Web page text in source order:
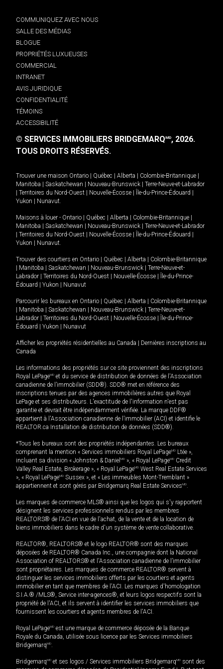
COMMUNIQUEZ AVEC NOUS
SALLE DES MÉDIAS
BLOGUE
PROPRIÉTÉS LUXUEUSES
COMMERCIAL
INTRANET
AVIS JURIDIQUE
CONFIDENTIALITÉ
TÉMOINS
ACCESSIBILITÉ
© SERVICES IMMOBILIERS BRIDGEMARQMD, 2026.
TOUS DROITS RÉSERVÉS.
Trouver une maison Ontario Québec Alberta Colombie-Britannique
Manitoba
Saskatchewan Nouveau-Brunswick
Terre-Neuve-et-Labrador
Territoires du Nord-Ouest Nouvelle-Écosse Île-du-Prince-Édouard
Yukon
Nunavut.
Maisons à louer - Ontario Québec Alberta Colombie-Britannique
Manitoba
Saskatchewan Nouveau-Brunswick
Terre-Neuve-et-Labrador
Territoires du Nord-Ouest Nouvelle-Écosse Île-du-Prince-Édouard
Yukon
Nunavut.
Trouver des courtiers en Ontario Québec Alberta
Colombie-Britannique
Manitoba Saskatchewan Nouveau-Brunswick
Terre-Neuve-et-
Labrador
Territoires du Nord-Ouest Nouvelle-Écosse
Île-du-Prince-
Édouard
Yukon Nunavut
Parcourir les bureaux en Ontario Québec Alberta
Colombie-Britannique
Manitoba Saskatchewan Nouveau-Brunswick
Terre-Neuve-et-
Labrador
Territoires du Nord-Ouest Nouvelle-Écosse
Île-du-Prince-
Édouard
Yukon Nunavut
Afficher les propriétés résidentielles au Canada
Dernières inscriptions au
Canada
Les informations des propriétés sur ce site proviennent des inscriptions
Royal LePageMD et du service de distribution de données de l'Association
canadienne de l’immobilier (SDD®). SDD® met en référence des
inscriptions tenues par des agences immobilières autres que Royal
LePage et ses distributeurs. L'exactitude de l'information n'est pas
garantie et devrait être indépendamment vérifiée. La marque DDF®
appartient à l'Association canadienne de l’immobilier (ACI) et identifie le
REALTOR.ca Installation de distribution de données (SDD®).
*Tous les bureaux sont des propriétés indépendantes. Les bureaux
comprenant la mention « Services immobiliers Royal LePageMD Ltée »,
incluant sa division « Johnston & Daniel MD », « Royal LePageMD Credit
Valley Real Estate, Brokerage », « Royal LePageMD West Real Estate Services
», « Royal LePageMD Sussex », et « Les immeubles Mont-Tremblant »
appartiennent et sont gérés par Bridgemarq Real Estate ServicesMD.
Les marques de commerce MLS® ainsi que les logos qui s'y rapportent
désignent les services professionnels rendus par les membres
REALTORS® de l'ACI en vue de l'achat, de la vente et de la location de
biens immobiliers dans le cadre d'un système de vente collaborative.
REALTOR®, REALTORS® et le logo REALTOR® sont des marques
déposées de REALTOR® Canada Inc., une compagnie dont la National
Association of REALTORS® et l'Association canadienne de l’immobilier
sont propriétaires. Les marques de commerce REALTOR® servent à
distinguer les services immobiliers offerts par les courtiers et agents
immobilier en tant que membres de l'ACI. Les marques d'homologation
S.I.A.® /MLS®, Service inter-agences®, et leurs logos respectifs sont la
propriété de l'ACI, et ils servent à identifier les services immobiliers que
fournissent les courtiers et agents membres de l'ACI.
Royal LePageMD est une marque de commerce déposée de la Banque
Royale du Canada, utilisée sous licence par les Services immobiliers
BridgemarqMD.
BridgemarqMD et ses logos / Services immobiliers BridgemarqMD sont des